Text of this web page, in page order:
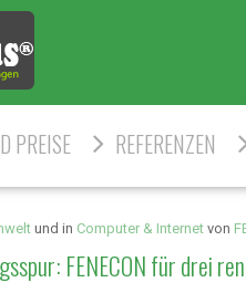
PREISE REFERENZEN
und in Computer & Internet von
FENECON für drei